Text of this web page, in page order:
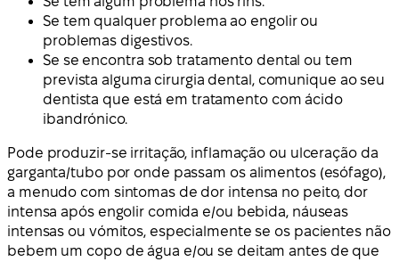
Se tem qualquer problema ao engolir ou
problemas digestivos.
Se se encontra sob tratamento dental ou tem
prevista alguma cirurgia dental, comunique ao seu
dentista que está em tratamento com ácido
ibandrónico.
Pode produzir-se irritação, inflamação ou ulceração da
garganta/tubo por onde passam os alimentos (esófago),
a menudo com sintomas de dor intensa no peito, dor
intensa após engolir comida e/ou bebida, náuseas
intensas ou vómitos, especialmente se os pacientes não
bebem um copo de água e/ou se deitam antes de que